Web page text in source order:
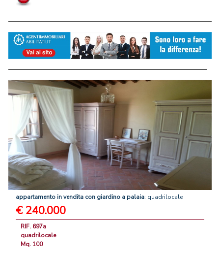
appartamento invendita con giardino a palaia: quadrilocale
€ 240.000
RIF. 697a
quadrilocale
Mq. 100